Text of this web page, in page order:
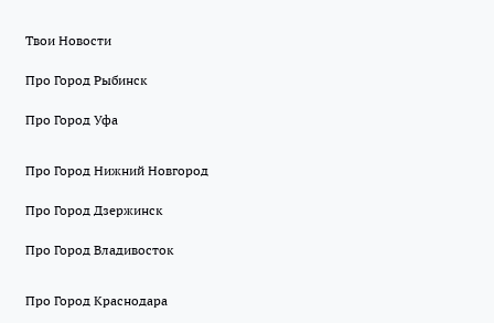
Твои Новости
Про Город Рыбинск
Про Город Уфа
Про Город Нижний Новгород
Про Город Дзержинск
Про Город Владивосток
Про Город Краснодара